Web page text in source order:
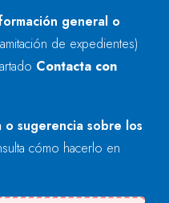
general o
de expedientes)
Contacta con
o sugerencia sobre los
cómo hacerlo en